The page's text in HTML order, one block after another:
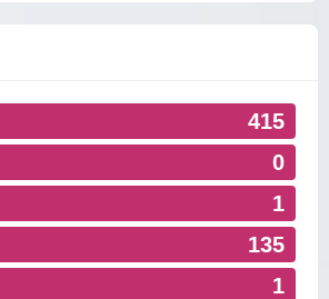
415
0
1
135
1